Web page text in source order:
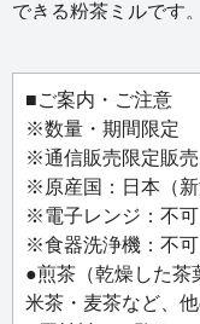
できる粉茶ミルです
りやすく、舌ざわり
くお料理やお菓子作
とができます。
＜仕様・特徴＞
●セラミック刃は回
め、お茶本来の風味
●刃が摩耗しにくく
ます。
●無段階の粒度調整
■ご案内・ご注意
※数量・期間限定
※通信販売限定販売
※原産国：日本（新
※電子レンジ：不可
※食器洗浄機：不可
●煎茶（乾燥した茶
米茶・麦茶など、